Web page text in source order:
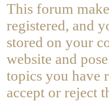
This forum
registered, and
stored on your
website and
topics you have
accept or reject